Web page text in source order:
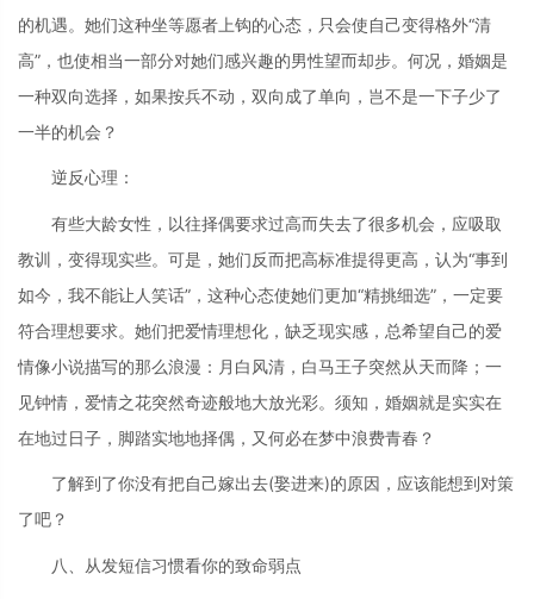
的机遇。她们这种坐等愿者上钩的心态，只会使自己变得格外“清
高”，也使相当一部分对她们感兴趣的男性望而却步。何况，婚姻是
一种双向选择，如果按兵不动，双向成了单向，岂不是一下子少了
一半的机会？
逆反心理：
有些大龄女性，以往择偶要求过高而失去了很多机会，应吸取
教训，变得现实些。可是，她们反而把高标准提得更高，认为“事到
如今，我不能让人笑话”，这种心态使她们更加“精挑细选”，一定要
符合理想要求。她们把爱情理想化，缺乏现实感，总希望自己的爱
情像小说描写的那么浪漫：月白风清，白马王子突然从天而降；一
见钟情，爱情之花突然奇迹般地大放光彩。须知，婚姻就是实实在
在地过日子，脚踏实地地择偶，又何必在梦中浪费青春？
了解到了你没有把自己嫁出去(娶进来)的原因，应该能想到对策
了吧？
八、从发短信习惯看你的致命弱点